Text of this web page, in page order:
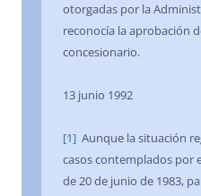
otorgadas por la
reconocía la aprobación
concesionario.
13 junio 1992
[1] Aunque la situación
casos contemplados por
de 20 de junio de 1983,